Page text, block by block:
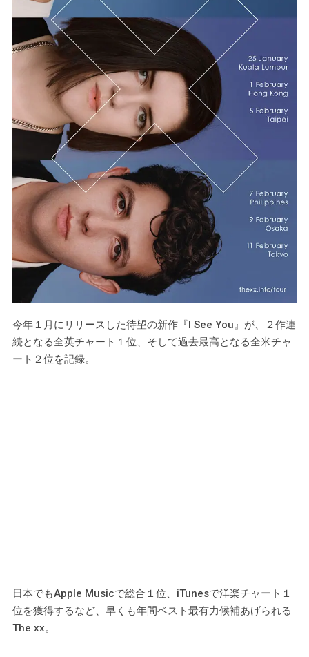
今年１月にリリースした待望の新作『I See You』が、２作連
続となる全英チャート１位、そして過去最高となる全米チャ
ート２位を記録。
日本でもApple Musicで総合１位、iTunesで洋楽チャート１
位を獲得するなど、早くも年間ベスト最有力候補あげられる
The xx。